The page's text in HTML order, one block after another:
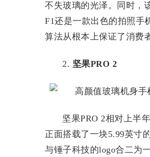
不失玻璃的光泽。同时，
F1还是一款出色的拍照手
算法从根本上保证了消费
2. 坚果PRO 2
坚果PRO 2相对上半
正面搭载了一块5.99英寸
与锤子科技的logo合二为